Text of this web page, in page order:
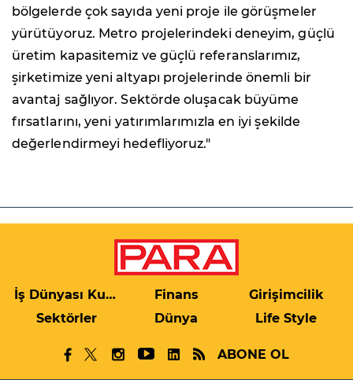
bölgelerde çok sayıda yeni proje ile görüşmeler
yürütüyoruz. Metro projelerindeki deneyim, güçlü
üretim kapasitemiz ve güçlü referanslarımız,
şirketimize yeni altyapı projelerinde önemli bir
avantaj sağlıyor. Sektörde oluşacak büyüme
fırsatlarını, yeni yatırımlarımızla en iyi şekilde
değerlendirmeyi hedefliyoruz."
İş Dünyası Kulis Finans
Girişimcilik
Sektörler
Dünya Life Style
ABONE OL